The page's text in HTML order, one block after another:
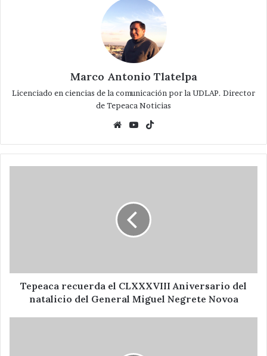
Marco Antonio Tlatelpa
Licenciado en ciencias de la comunicación por la UDLAP. Director
de Tepeaca Noticias
WebsiteYouTube
General
Miguel
Negrete
Tepeaca recuerda el CLXXXVIII Aniversario del
natalicio del General Miguel Negrete Novoa